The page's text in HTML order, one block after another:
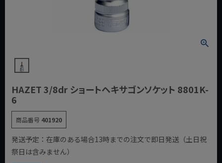
HAZET 3/8dr ショートヘキサゴンソケット 8801K-
6
商品番号 401920
発送予定：在庫のある場合13時までの注文で即日発送（土日祝
祭日は含みません）